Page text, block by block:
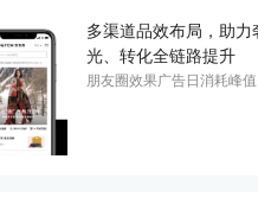
多渠道品效布局，助力
光、转化全链路提升
朋友圈效果广告日消耗峰值